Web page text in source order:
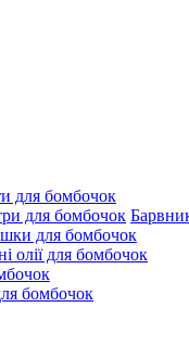
для бомбочок
для бомбочок
олії для бомбочок
бомбочок